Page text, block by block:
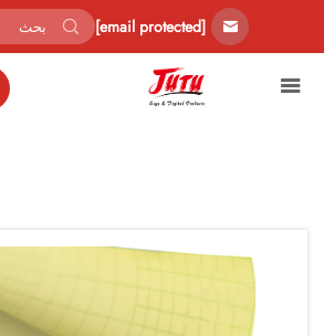
[email protected]